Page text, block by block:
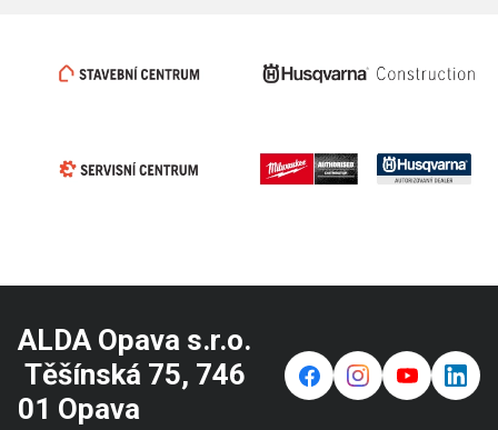
ALDA Opava s.r.o.
Těšínská 75, 746
01 Opava
f ⌁ y in